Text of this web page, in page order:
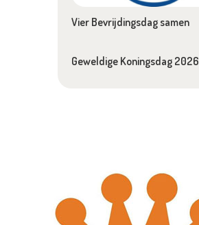
Vier Bevrijdingsdag samen
Geweldige Koningsdag 2026